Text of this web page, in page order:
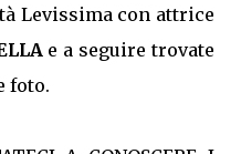
Levissima con attrice
e a seguire trovate
foto.